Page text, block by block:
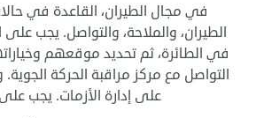
في مجال الطيران، القاعدة في
الطيران، والملاحة، والتواصل. يجب على
في الطائرة، ثم تحديد موقعهم
التواصل مع مركز مراقبة الحركة
على إدارة الأزمات. يجب